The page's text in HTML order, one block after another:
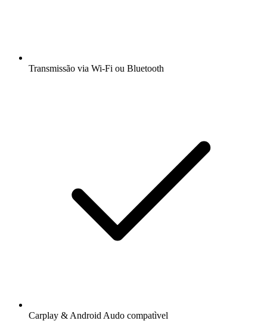
Transmissão via Wi-Fi ou Bluetooth
Carplay & Android Audo compatìvel